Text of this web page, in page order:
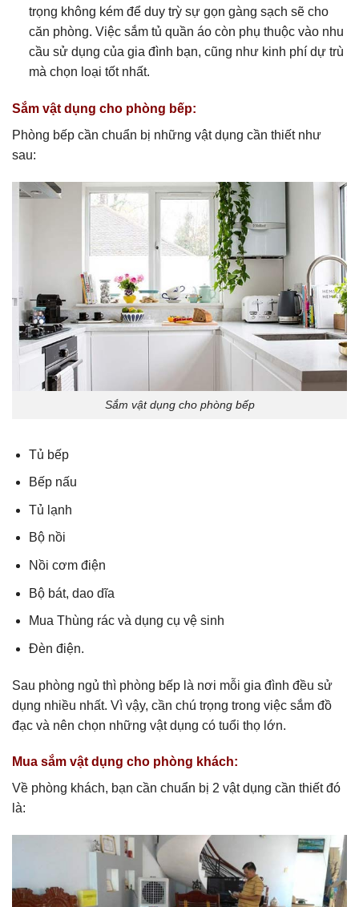
trọng không kém để duy trỳ sự gọn gàng sạch sẽ cho
căn phòng. Việc sắm tủ quần áo còn phụ thuộc vào nhu
cầu sử dụng của gia đình bạn, cũng như kinh phí dự trù
mà chọn loại tốt nhất.
Sắm vật dụng cho phòng bếp:
Phòng bếp cần chuẩn bị những vật dụng cần thiết như
sau:
Sắm vật dụng cho phòng bếp
Tủ bếp
Bếp nấu
Tủ lạnh
Bộ nồi
Nồi cơm điện
Bộ bát, dao dĩa
Mua Thùng rác và dụng cụ vệ sinh
Đèn điện.
Sau phòng ngủ thì phòng bếp là nơi mỗi gia đình đều sử
dụng nhiều nhất. Vì vậy, cần chú trọng trong việc sắm đồ
đạc và nên chọn những vật dụng có tuổi thọ lớn.
Mua sắm vật dụng cho phòng khách:
Về phòng khách, bạn cần chuẩn bị 2 vật dụng cần thiết đó
là: